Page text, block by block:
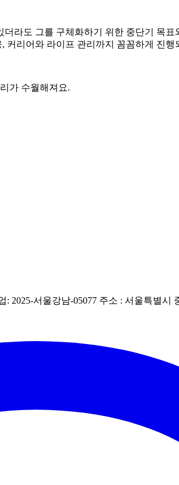
라도 그를 구체화하기 위한 중단기 목
커리어와 라이프 관리까지 꼼꼼하게 진행
가 수월해져요.
: 2025-서울강남-05077 주소 : 서울특별시